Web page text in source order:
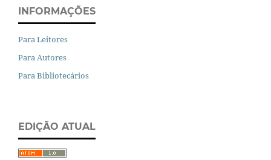
INFORMAÇÕES
Para Leitores
Para Autores
Para Bibliotecários
EDIÇÃO ATUAL